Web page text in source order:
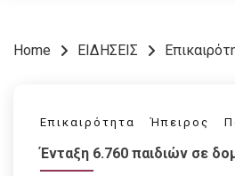
Home ΕΙΔΗΣΕΙΣ
Επικαιρότητα Ήπειρος
Ένταξη 6.760 παιδιών σε